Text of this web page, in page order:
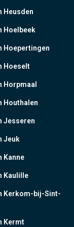
Heusden
Hoelbeek
Hoepertingen
Hoeselt
Horpmaal
Houthalen
Jesseren
Jeuk
Kanne
Kaulille
Kerkom-bij-Sint-
Kermt